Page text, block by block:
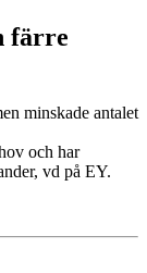
färre
minskade antalet
och har
vd på EY.